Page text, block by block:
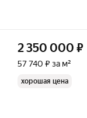
2 350 000 ₽
57 740 ₽ за м²
хорошая цена